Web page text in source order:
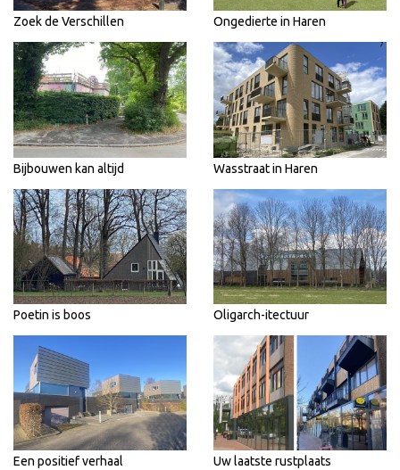
Zoek de Verschillen Ongedierte in Haren
Bijbouwen kan altijd Wasstraat in Haren
Poetin is boos Oligarch-itectuur
Een positief verhaal Uw laatste rustplaats